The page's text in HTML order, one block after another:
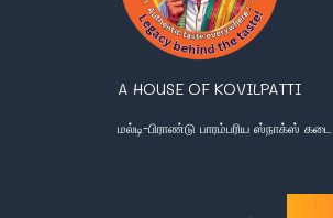
A HOUSE OF KOVILPATTI
மல்டி-பிராண்டு பாரம்பரிய ஸ்நாக்ஸ் கடை